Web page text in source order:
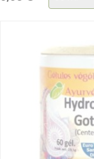
de